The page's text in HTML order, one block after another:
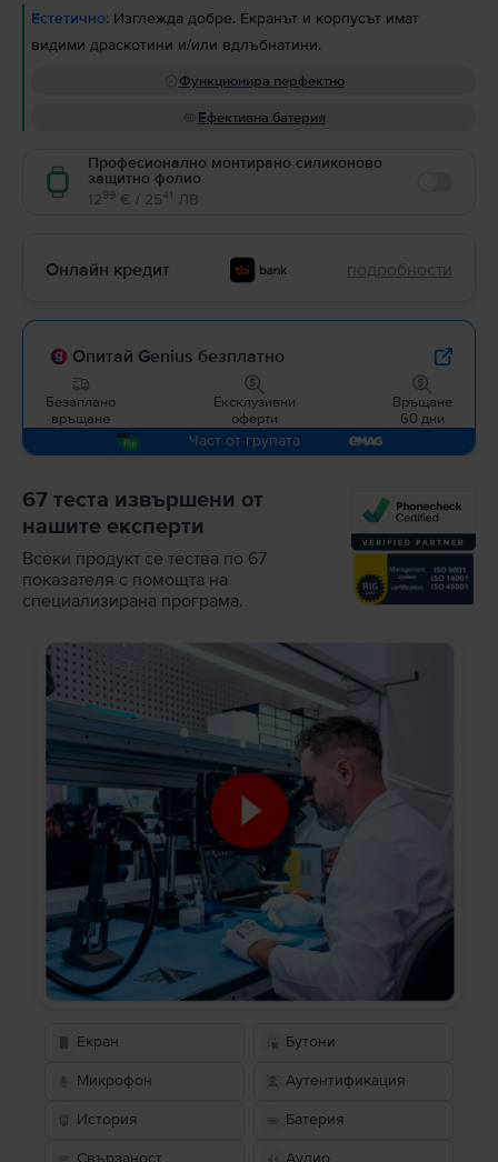
Естетично: Изглежда добре. Екранът и корпусът имат
видими драскотини и/или вдлъбнатини.
Функционира перфектно
Ефективна батерия
Професионално монтирано силиконово
защитно фолио
1299 € / 2541 ЛВ
Онлайн кредит подробности
Опитай Genius безплатно
Безаплано
връщане
Ексклузивни
оферти
Връщане
60 дни
Част от групата
67 теста извършени от
нашите експерти
Всеки продукт се тества по 67
показателя с помощта на
специализирана програма.
Екран Бутони
Микрофон Аутентификация
История Батерия
Свързаност Аудио